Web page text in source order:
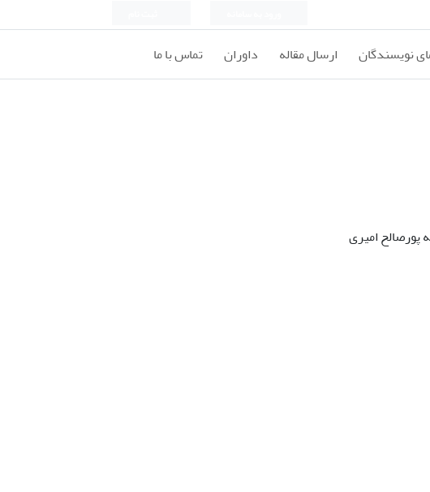
نویسندگان ارسال مقاله داوران تماس با ما
پورصالح امیری